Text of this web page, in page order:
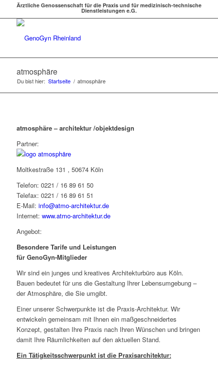
Ärztliche Genossenschaft für die Praxis und für medizinisch-technische
Dienstleistungen e.G.
atmosphäre
Du bist hier: Startseite / atmosphäre
atmosphäre – architektur /objektdesign
Partner:
Moltkestraße 131 , 50674 Köln
Telefon: 0221 / 16 89 61 50
Telefax: 0221 / 16 89 61 51
E-Mail: info@atmo-architektur.de
Internet: www.atmo-architektur.de
Angebot:
Besondere Tarife und Leistungen
für GenoGyn-Mitglieder
Wir sind ein junges und kreatives Architekturbüro aus Köln.
Bauen bedeutet für uns die Gestaltung Ihrer Lebensumgebung –
der Atmosphäre, die Sie umgibt.
Einer unserer Schwerpunkte ist die Praxis-Architektur. Wir
entwickeln gemeinsam mit Ihnen ein maßgeschneidertes
Konzept, gestalten Ihre Praxis nach Ihren Wünschen und bringen
damit Ihre Räumlichkeiten auf den aktuellen Stand.
Ein Tätigkeitsschwerpunkt ist die Praxisarchitektur: